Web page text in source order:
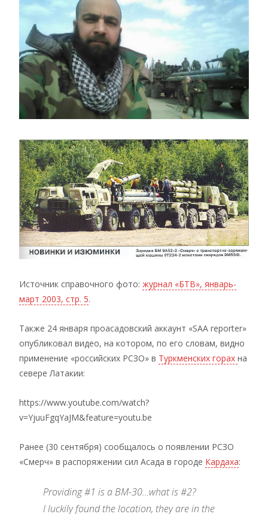
Источник справочного фото: журнал «БТВ», январь-
март 2003, стр. 5.
Также 24 января проасадовский аккаунт «SAA reporter»
опубликовал видео, на котором, по его словам, видно
применение «российских РСЗО» в Туркменских горах на
севере Латакии:
https://www.youtube.com/watch?
v=YjuuFgqYaJM&feature=youtu.be
Ранее (30 сентября) сообщалось о появлении РСЗО
«Смерч» в распоряжении сил Асада в городе Кардаха:
Providing #1 is a BM-30…what is #2?
I luckily found the location, they are in the